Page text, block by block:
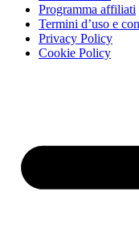
Programma affiliati
Termini d’uso e
Privacy Policy
Cookie Policy